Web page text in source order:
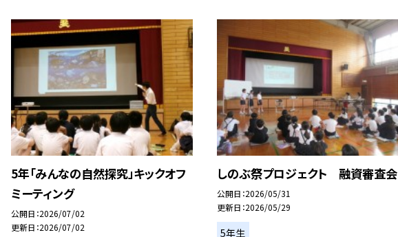
5年「みんなの自然探究」キックオフ
ミーティング
公開日 2026/07/02
更新日 2026/07/02
しのぶ祭プロジェクト 融資審査会
公開日 2026/05/31
更新日 2026/05/29
5年生